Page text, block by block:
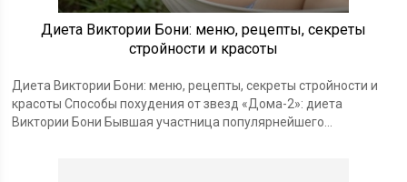
Диета Виктории Бони: меню, рецепты, секреты
стройности и красоты
Диета Виктории Бони: меню, рецепты, секреты стройности и
красоты Способы похудения от звезд «Дома-2»: диета
Виктории Бони Бывшая участница популярнейшего...